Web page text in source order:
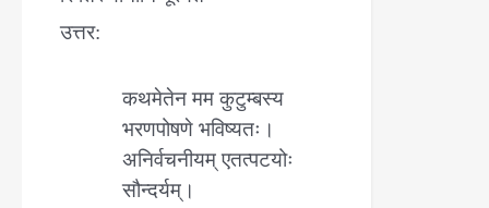
उत्तर:
कथमेतेन मम कुटुम्बस्य
भरणपोषणे भविष्यतः।
अनिर्वचनीयम् एतत्पटयोः
सौन्दर्यम्।